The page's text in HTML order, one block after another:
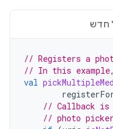
חדש
// Registers a
// In this
val
// Callback is
// photo